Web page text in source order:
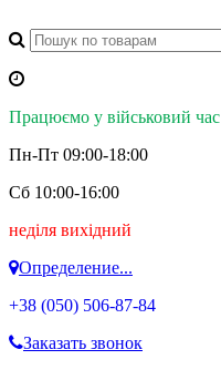
Працюємо у військовий час
Пн-Пт 09:00-18:00
Сб 10:00-16:00
неділя вихідний
Определение...
+38 (050) 506-87-84
Заказать звонок